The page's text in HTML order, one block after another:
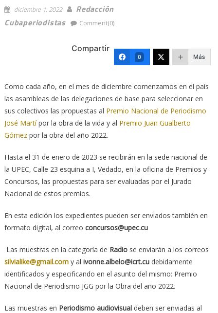
diciembre 1, 2022
Redacción
Cubaperiodistas
Comment(0)
Compartir
0 Más
Como cada año, en el mes de diciembre comenzamos en el país
las asambleas de las delegaciones de base para seleccionar en
sus colectivos las propuestas al Premio Nacional de Periodismo
José Martípor la obra de la vida y al Premio Juan Gualberto
Gómezpor la obra del año 2022.
Hasta el 31 de enero de 2023 se recibirán en la sede nacional de
la UPEC, Calle 23 esquina a I, Vedado, en la oficina de Premios y
Concursos, las propuestas para ser evaluadas por el Jurado
Nacional de estos premios.
En esta edición los expedientes pueden ser enviados también en
formato digital, al correo concursos@upec.cu
Las muestras en la categoría de Radio se enviarán a los correos
silvialike@gmail.comy al ivonne.albelo@icrt.cudebidamente
identificados y especificando en el asunto del mismo: Premio
Nacional de Periodismo JGG por la Obra del año 2022.
Las muestras en Periodismo audiovisualdeben ser enviadas al